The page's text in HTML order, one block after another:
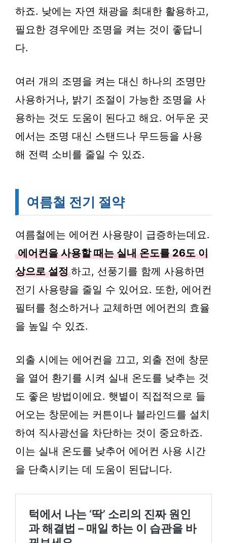
하죠. 낮에는 자연 채광을 최대한 활용하고,
필요한 경우에만 조명을 켜는 것이 좋답니
다.
여러 개의 조명을 켜는 대신 하나의 조명만
사용하거나, 밝기 조절이 가능한 조명을 사
용하는 것도 도움이 된다고 해요. 어두운 곳
에서는 조명 대신 스탠드나 무드등을 사용
해 전력 소비를 줄일 수 있죠.
여름철 전기 절약
여름철에는 에어컨 사용량이 급증하는데요.
에어컨을 사용할 때는 실내 온도를 26도 이
상으로 설정 하고, 선풍기를 함께 사용하면
전기 사용량을 줄일 수 있어요. 또한, 에어컨
필터를 청소하거나 교체하면 에어컨의 효율
을 높일 수 있죠.
외출 시에는 에어컨을 끄고, 외출 전에 창문
을 열어 환기를 시켜 실내 온도를 낮추는 것
도 좋은 방법이에요. 햇볕이 직접적으로 들
어오는 창문에는 커튼이나 블라인드를 설치
하여 직사광선을 차단하는 것이 중요하죠.
이는 실내 온도를 낮추어 에어컨 사용 시간
을 단축시키는 데 도움이 된답니다.